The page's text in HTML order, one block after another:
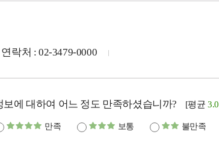
연락처 : 02-3479-0000
에 대하여 어느 정도 만족하셨습니까? [평균3.0
만족 보통 불만족